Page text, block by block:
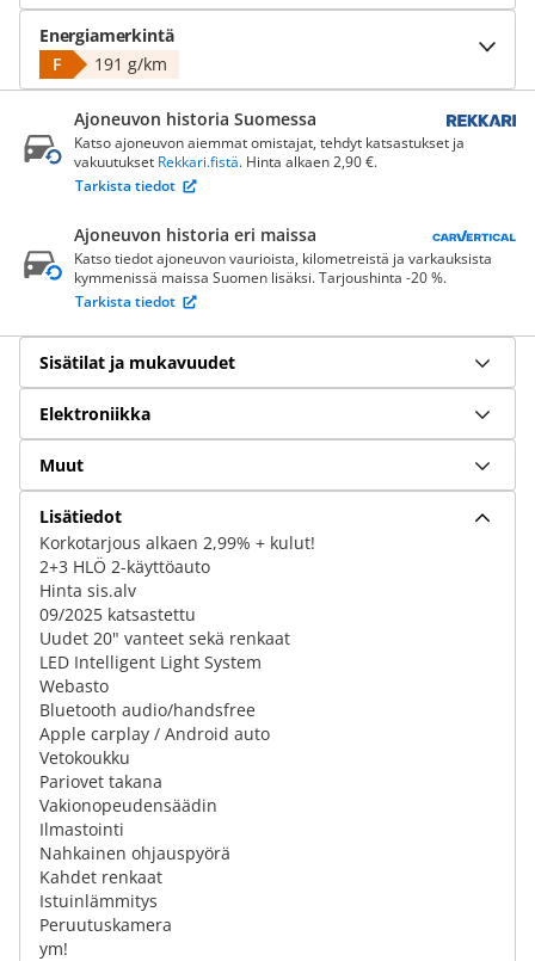
Energiamerkintä
F
191 g/km
Ajoneuvon historia Suomessa
Katso ajoneuvon aiemmat omistajat, tehdyt katsastukset ja
vakuutukset Rekkari.fistä. Hinta alkaen 2,90 €.
Tarkista tiedot
Ajoneuvon historia eri maissa
Katso tiedot ajoneuvon vaurioista, kilometreistä ja varkauksista
kymmenissä maissa Suomen lisäksi. Tarjoushinta -20 %.
Tarkista tiedot
Sisätilat ja mukavuudet
Elektroniikka
Muut
Lisätiedot
Korkotarjous alkaen 2,99% + kulut!
2+3 HLÖ 2-käyttöauto
Hinta sis.alv
09/2025 katsastettu
Uudet 20" vanteet sekä renkaat
LED Intelligent Light System
Webasto
Bluetooth audio/handsfree
Apple carplay / Android auto
Vetokoukku
Pariovet takana
Vakionopeudensäädin
Ilmastointi
Nahkainen ohjauspyörä
Kahdet renkaat
Istuinlämmitys
Peruutuskamera
ym!